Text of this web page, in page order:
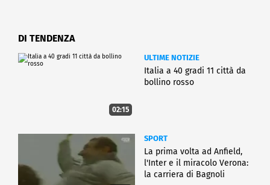
DI TENDENZA
02:15
ULTIME NOTIZIE
Italia a 40 gradi 11 città da
bollino rosso
SPORT
La prima volta ad Anfield,
l'Inter e il miracolo Verona:
la carriera di Bagnoli